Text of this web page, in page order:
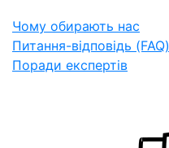
Чому обирають нас
Питання-відповідь (FAQ)
Поради експертів